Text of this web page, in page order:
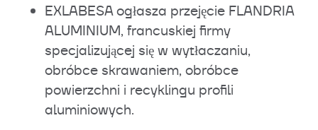
EXLABESA ogłasza przejęcie FLANDRIA
ALUMINIUM, francuskiej firmy
specjalizującej się w wytłaczaniu,
obróbce skrawaniem, obróbce
powierzchni i recyklingu profili
aluminiowych.